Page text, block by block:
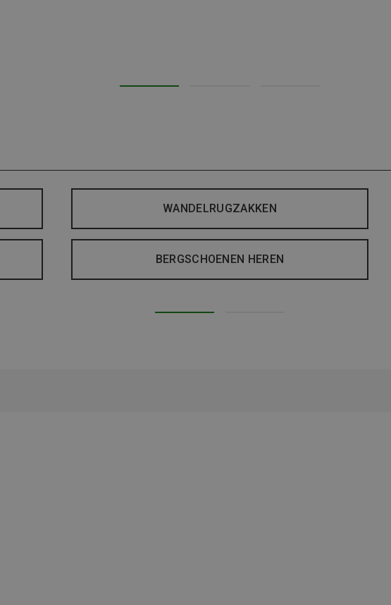
WANDELRUGZAKKEN
BERGSCHOENEN HEREN